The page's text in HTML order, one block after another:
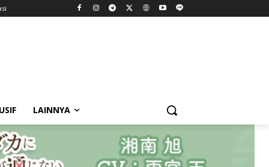
LAINNYA